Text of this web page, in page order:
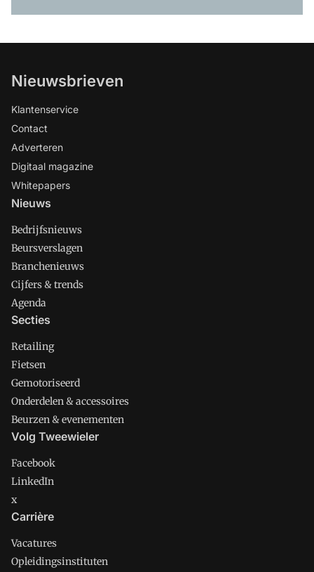
Nieuwsbrieven
Klantenservice
Contact
Adverteren
Digitaal magazine
Whitepapers
Nieuws
Bedrijfsnieuws
Beursverslagen
Branchenieuws
Cijfers & trends
Agenda
Secties
Retailing
Fietsen
Gemotoriseerd
Onderdelen & accessoires
Beurzen & evenementen
Volg Tweewieler
Facebook
LinkedIn
x
Carrière
Vacatures
Opleidingsinstituten